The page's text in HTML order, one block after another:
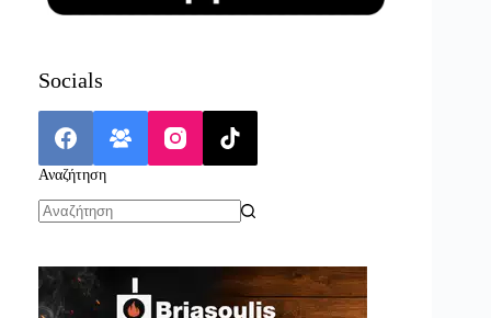
Socials
Αναζήτηση